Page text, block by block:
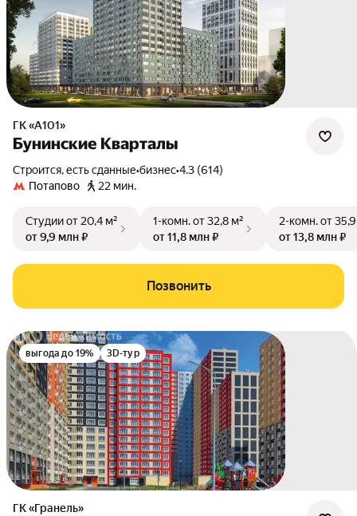
ГК «А101»
Бунинские Кварталы
Строится, есть сданные•бизнес•4.3 (614)
Потапово
22 мин.
Студииот 20,4 м²
от 9,9 млн ₽
1-комн.от 32,8 м²
от 11,8 млн ₽
2-комн.от
от 13,8 млн ₽
Позвонить
выгода до 19% 3D-тур
ГК «Гранель»